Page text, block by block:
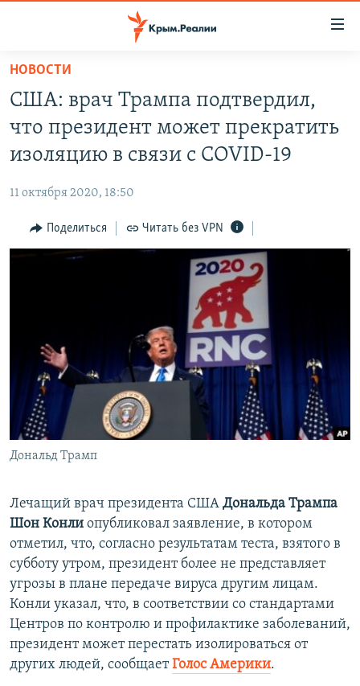
Вернуться
основному
содержанию
главной
навигации
Вернутся
СПЕЦПРОЕКТЫ
11 ЛЕТ ОККУПАЦИИ КРЫМА. 11 ИСТОРИЙ СОПРОТИВЛЕНИЯ
ЕЩЕ
ИНТЕРАКТИВ
ИНФОГРАФИКА
ПРОПАВШИЕ БЕЗ ВЕСТИ
ПОБЕДИТЕЛЕЙ НЕ СУДЯТ?
КРЫМ.НЕПОКОРЕННЫЙ
ELIFBE
УКРАИНСКАЯ ПРОБЛЕМА КРЫМА
РАДІО СВОБОДА
КАК ОБОЙТИ БЛОКИРОВКУ
ПРИСОЕДИНЯЙТЕСЬ!
НОВОСТИ
США: врач Трампа подтвердил,
что президент может прекратить
изоляцию в связи с COVID-19
11 октября 2020, 18:50
Поделиться Читать без VPN
Дональд Трамп
Лечащий врач президента США Дональда Трампа
Шон Конли опубликовал заявление, в котором
отметил, что, согласно результатам теста, взятого в
субботу утром, президент более не представляет
угрозы в плане передаче вируса другим лицам.
Конли указал, что, в соответствии со стандартами
Центров по контролю и профилактике заболеваний,
президент может перестать изолироваться от
других людей, сообщаетГолос Америки.